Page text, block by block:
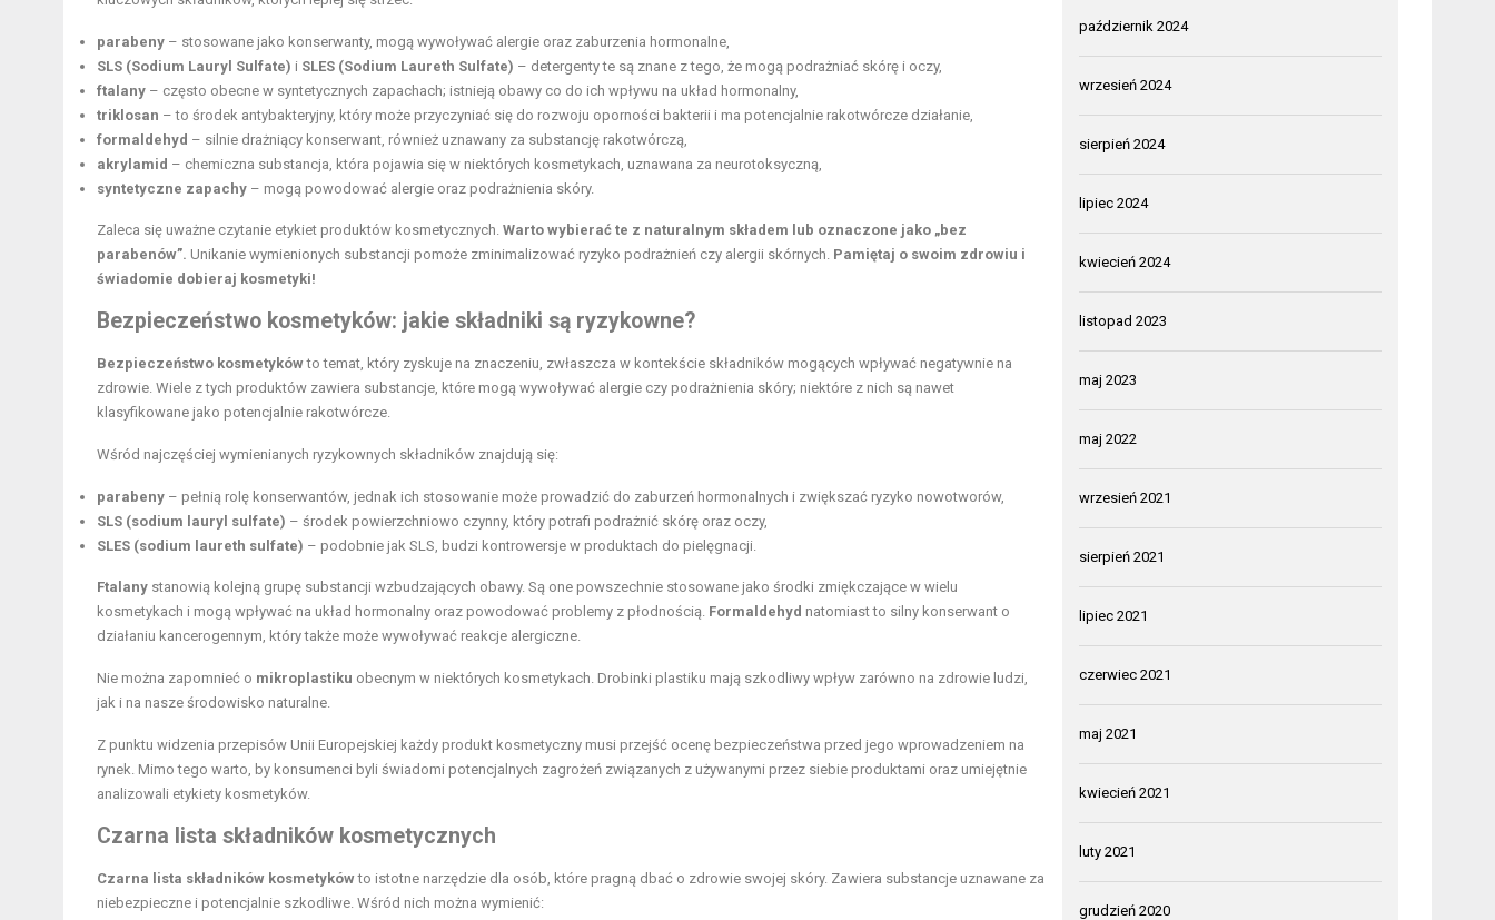
parabeny – stosowane jako konserwanty, mogą wywoływać alergie oraz zaburzenia hormonalne,
SLS (Sodium Lauryl Sulfate) i SLES (Sodium Laureth Sulfate) – detergenty te są znane z tego, że mogą podrażniać skórę i oczy,
ftalany – często obecne w syntetycznych zapachach; istnieją obawy co do ich wpływu na układ hormonalny,
triklosan – to środek antybakteryjny, który może przyczyniać się do rozwoju oporności bakterii i ma potencjalnie rakotwórcze działanie,
formaldehyd – silnie drażniący konserwant, również uznawany za substancję rakotwórczą,
akrylamid – chemiczna substancja, która pojawia się w niektórych kosmetykach, uznawana za neurotoksyczną,
syntetyczne zapachy – mogą powodować alergie oraz podrażnienia skóry.
Zaleca się uważne czytanie etykiet produktów kosmetycznych. Warto wybierać te z naturalnym składem lub oznaczone jako „bez
parabenów”. Unikanie wymienionych substancji pomoże zminimalizować ryzyko podrażnień czy alergii skórnych. Pamiętaj o swoim zdrowiu i
świadomie dobieraj kosmetyki!
Bezpieczeństwo kosmetyków: jakie składniki są ryzykowne?
Bezpieczeństwo kosmetykówto temat, który zyskuje na znaczeniu, zwłaszcza w kontekście składników mogących wpływać negatywnie na
zdrowie. Wiele z tych produktów zawiera substancje, które mogą wywoływać alergie czy podrażnienia skóry; niektóre z nich są nawet
klasyfikowane jako potencjalnie rakotwórcze.
Wśród najczęściej wymienianych ryzykownych składników znajdują się:
parabeny – pełnią rolę konserwantów, jednak ich stosowanie może prowadzić do zaburzeń hormonalnych i zwiększać ryzyko nowotworów,
SLS (sodium lauryl sulfate) – środek powierzchniowo czynny, który potrafi podrażnić skórę oraz oczy,
SLES (sodium laureth sulfate) – podobnie jak SLS, budzi kontrowersje w produktach do pielęgnacji.
Ftalany stanowią kolejną grupę substancji wzbudzających obawy. Są one powszechnie stosowane jako środki zmiękczające w wielu
kosmetykach i mogą wpływać na układ hormonalny oraz powodować problemy z płodnością. Formaldehyd natomiast to silny konserwant o
działaniu kancerogennym, który także może wywoływać reakcje alergiczne.
Nie można zapomnieć o mikroplastiku obecnym w niektórych kosmetykach. Drobinki plastiku mają szkodliwy wpływ zarówno na zdrowie ludzi,
jak i na nasze środowisko naturalne.
Z punktu widzenia przepisów Unii Europejskiej każdy produkt kosmetyczny musi przejść ocenę bezpieczeństwa przed jego wprowadzeniem na
rynek. Mimo tego warto, by konsumenci byli świadomi potencjalnych zagrożeń związanych z używanymi przez siebie produktami oraz umiejętnie
analizowali etykiety kosmetyków.
Czarna lista składników kosmetycznych
Czarna lista składników kosmetykówto istotne narzędzie dla osób, które pragną dbać o zdrowie swojej skóry. Zawiera substancje uznawane za
niebezpieczne i potencjalnie szkodliwe. Wśród nich można wymienić:
październik 2024
wrzesień 2024
sierpień 2024
lipiec 2024
kwiecień 2024
listopad 2023
maj 2023
maj 2022
wrzesień 2021
sierpień 2021
lipiec 2021
czerwiec 2021
maj 2021
kwiecień 2021
luty 2021
grudzień 2020